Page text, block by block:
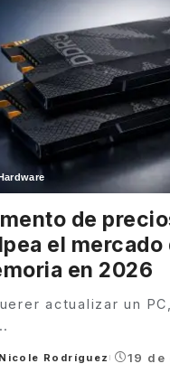
de
el mercado
en 2026
actualizar un
Nicole Rodríguez 19 de